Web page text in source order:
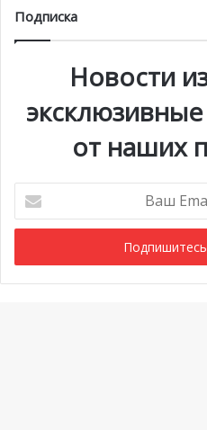
Подписка
Новости
от наших
Email
адрес